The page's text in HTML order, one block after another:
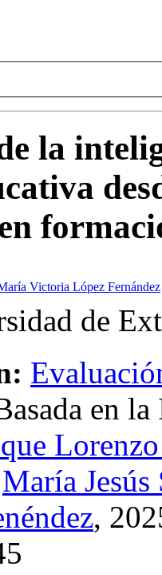
la
Victoria López Fernández
de
en
María
,